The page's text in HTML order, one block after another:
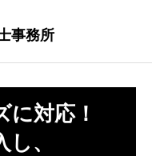
事務所
対応！
、